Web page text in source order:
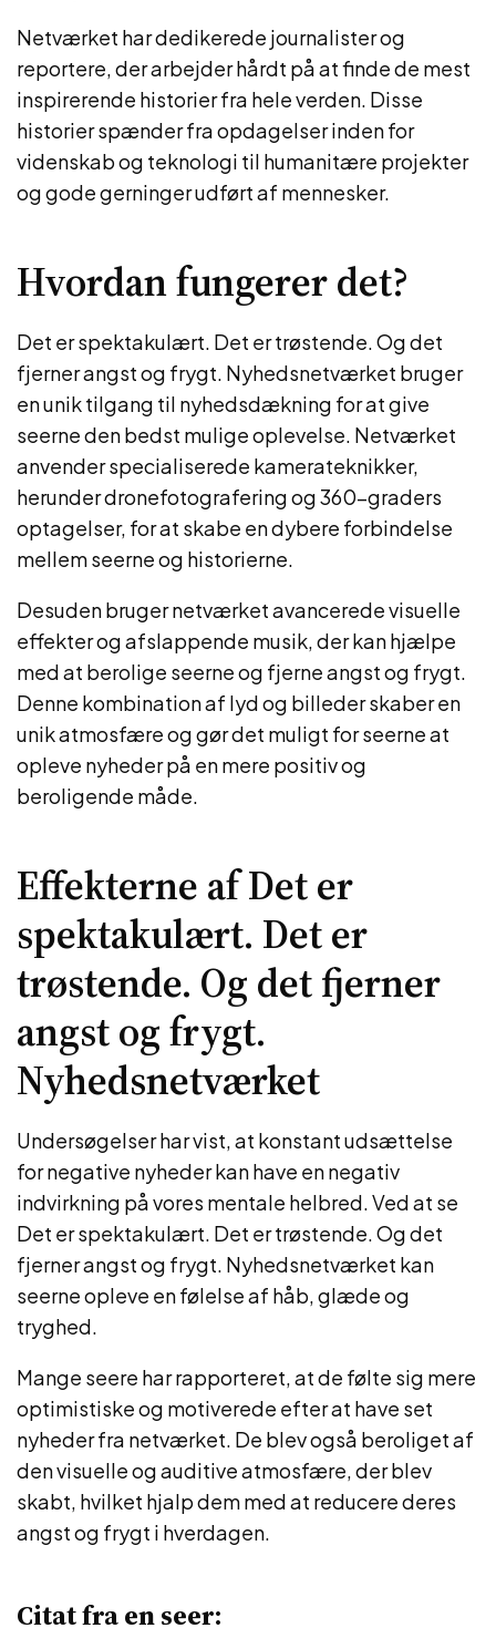
Netværket har dedikerede journalister og
reportere, der arbejder hårdt på at finde de mest
inspirerende historier fra hele verden. Disse
historier spænder fra opdagelser inden for
videnskab og teknologi til humanitære projekter
og gode gerninger udført af mennesker.
Hvordan fungerer det?
Det er spektakulært. Det er trøstende. Og det
fjerner angst og frygt. Nyhedsnetværket bruger
en unik tilgang til nyhedsdækning for at give
seerne den bedst mulige oplevelse. Netværket
anvender specialiserede kamerateknikker,
herunder dronefotografering og 360-graders
optagelser, for at skabe en dybere forbindelse
mellem seerne og historierne.
Desuden bruger netværket avancerede visuelle
effekter og afslappende musik, der kan hjælpe
med at berolige seerne og fjerne angst og frygt.
Denne kombination af lyd og billeder skaber en
unik atmosfære og gør det muligt for seerne at
opleve nyheder på en mere positiv og
beroligende måde.
Effekterne af Det er
spektakulært. Det er
trøstende. Og det fjerner
angst og frygt.
Nyhedsnetværket
Undersøgelser har vist, at konstant udsættelse
for negative nyheder kan have en negativ
indvirkning på vores mentale helbred. Ved at se
Det er spektakulært. Det er trøstende. Og det
fjerner angst og frygt. Nyhedsnetværket kan
seerne opleve en følelse af håb, glæde og
tryghed.
Mange seere har rapporteret, at de følte sig mere
optimistiske og motiverede efter at have set
nyheder fra netværket. De blev også beroliget af
den visuelle og auditive atmosfære, der blev
skabt, hvilket hjalp dem med at reducere deres
angst og frygt i hverdagen.
Citat fra en seer: